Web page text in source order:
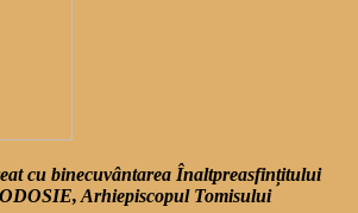
cu binecuvântarea Înaltpreasfințitului
Arhiepiscopul Tomisului